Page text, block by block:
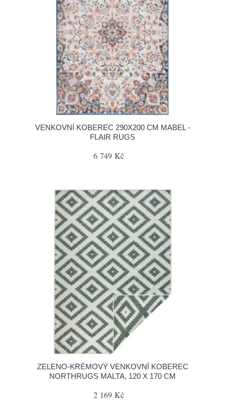
VENKOVNÍ KOBEREC 290X200 CM MABEL -
FLAIR RUGS
6 749 Kč
ZELENO-KRÉMOVÝ VENKOVNÍ KOBEREC
NORTHRUGS MALTA, 120 X 170 CM
2 169 Kč